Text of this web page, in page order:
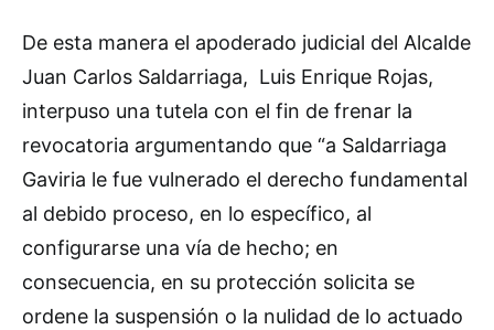
De esta manera el apoderado judicial del Alcalde
Juan Carlos Saldarriaga, Luis Enrique Rojas,
interpuso una tutela con el fin de frenar la
revocatoria argumentando que “a Saldarriaga
Gaviria le fue vulnerado el derecho fundamental
al debido proceso, en lo específico, al
configurarse una vía de hecho; en
consecuencia, en su protección solicita se
ordene la suspensión o la nulidad de lo actuado